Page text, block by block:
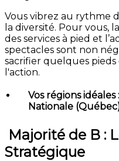
Vous vibrez au rythme
la diversité. Pour vous,
des services à pied et
spectacles sont non
sacrifier quelques
l'action.
Vos régions idéales :
Nationale
Majorité de B :
Stratégique